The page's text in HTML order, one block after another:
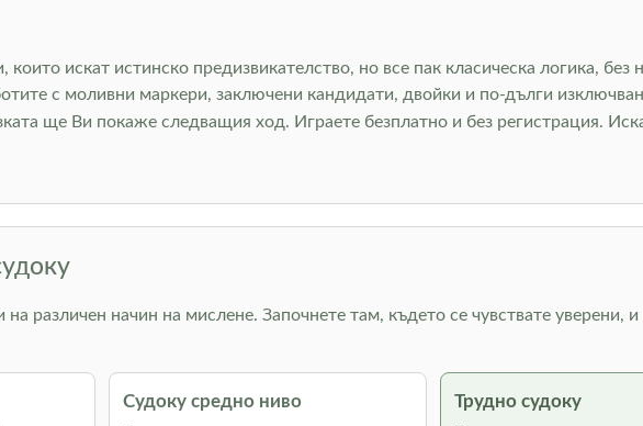
които искат истинско предизвикателство, но все пак класическа логика,
с моливни маркери, заключени кандидати, двойки и по-дълги
ще Ви покаже следващия ход. Играете безплатно и без регистрация.
на различен начин на мислене. Започнете там, където се чувствате уверени,
Судоку средно ниво Трудно судоку